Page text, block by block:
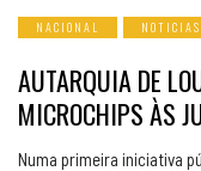
NACIONAL NOTICIAS
AUTARQUIA DE
MICROCHIPS ÀS
Numa primeira iniciativa